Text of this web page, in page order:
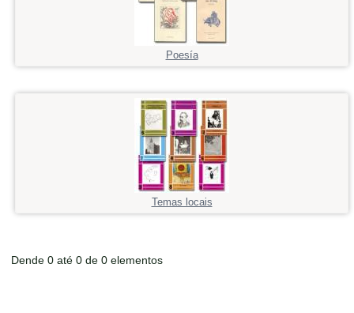
Poesía
Temas locais
Dende 0 até 0 de 0 elementos